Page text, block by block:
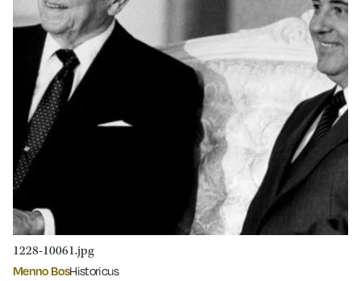
1228-10061.jpg
Menno BosHistoricus